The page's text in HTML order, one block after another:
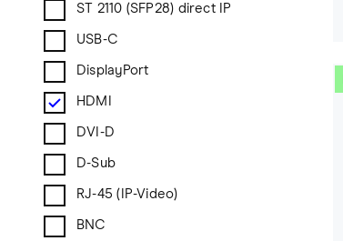
ST 2110 (SFP28) direct IP
USB-C
DisplayPort
HDMI
DVI-D
D-Sub
RJ-45 (IP-Video)
BNC